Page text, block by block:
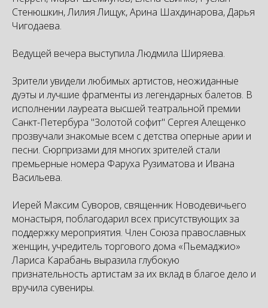
Стенюшкин, Лилия Лищук, Арина Шахдинарова, Дарья
Чигодаева.
Ведущей вечера выступила Людмила Ширяева.
Зрители увидели любимых артистов, неожиданные
дуэты и лучшие фрагменты из легендарных балетов. В
исполнении лауреата высшей театральной премии
Санкт-Петербура "Золотой софит" Сергея Алещенко
прозвучали знакомые всем с детства оперные арии и
песни. Сюрпризами для многих зрителей стали
премьерные номера Фаруха Рузиматова и Ивана
Васильева.
Иерей Максим Суворов, священник Новодевичьего
монастыря, поблагодарил всех присутствующих за
поддержку мероприятия. Член Союза православных
женщин, учредитель торгового дома «Пьемаджио»
Лариса Карабань выразила глубокую
признательность артистам за их вклад в благое дело и
вручила сувениры.